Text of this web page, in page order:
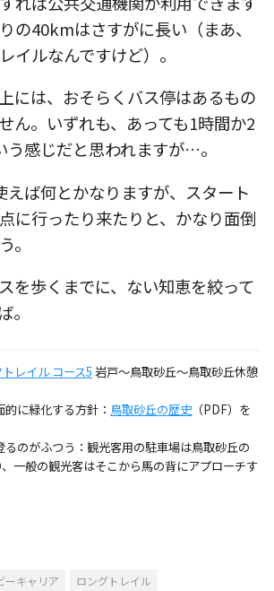
の40kmはさすがに長い（まあ、
イルなんですけど）。
には、おそらくバス停はあるもの
ん。いずれも、あっても1時間か2
う感じだと思われますが…。
えば何とかなりますが、スタート
に行ったり来たりと、かなり面倒
。
を歩くまでに、ない知恵を絞って
。
レイル コース5 岩戸～鳥取砂丘～鳥取砂丘休憩
に緑化する方針： 鳥取砂丘の歴史 （PDF）を
るのがふつう：観光客用の駐車場は鳥取砂丘の
一般の観光客はそこから馬の背にアプローチす
ーキャリア ロングトレイル